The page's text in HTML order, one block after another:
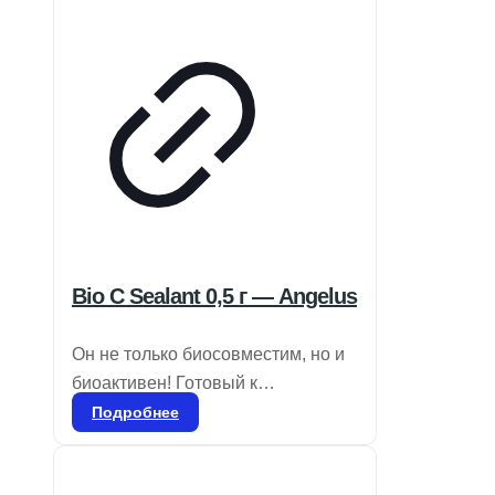
Bio C Sealant 0,5 г — Angelus
Он не только биосовместим, но и
биоактивен! Готовый к
применению биокерамический
Подробнее